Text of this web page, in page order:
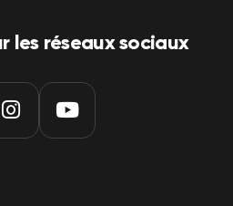
les réseaux sociaux